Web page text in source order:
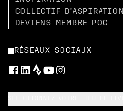
COLLECTIF D’ASPIRATION
DEVIENS MEMBRE POC
RÉSEAUX SOCIAUX